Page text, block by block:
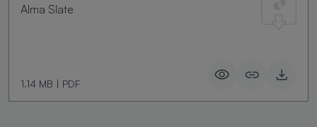
Alma Slate
1.14 MB | PDF